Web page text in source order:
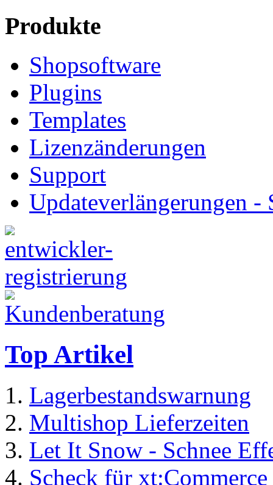
Produkte
Shopsoftware
Plugins
Templates
Lizenzänderungen
Support
Updateverlängerungen -
Top Artikel
Lagerbestandswarnung
Multishop Lieferzeiten
Let It Snow - Schnee
Scheck für